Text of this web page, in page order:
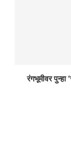
रंगभूमीवर पुन्हा